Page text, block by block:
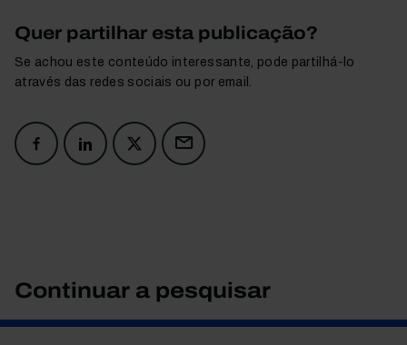
Quer partilhar esta publicação?
Se achou este conteúdo interessante, pode partilhá-lo
através das redes sociais ou por email.
Continuar a pesquisar